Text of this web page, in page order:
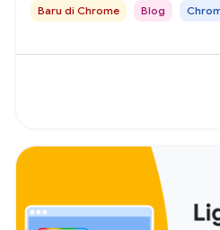
Baru di Chrome Blog